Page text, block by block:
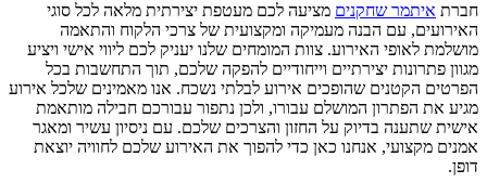
חברת איתמר שחקנים מציעה לכם מעטפת יצירתית מלאה לכל סוגי
האירועים, עם הבנה מעמיקה ומקצועית של צרכי הלקוח והתאמה
מושלמת לאופי האירוע. צוות המומחים שלנו יעניק לכם ליווי אישי ויציע
מגוון פתרונות יצירתיים וייחודיים להפקה שלכם, תוך התחשבות בכל
הפרטים הקטנים שהופכים אירוע לבלתי נשכח. אנו מאמינים שלכל אירוע
מגיע את הפתרון המושלם עבורו, ולכן נתפור עבורכם חבילה מותאמת
אישית שתענה בדיוק על החזון והצרכים שלכם. עם ניסיון עשיר ומאגר
אמנים מקצועי, אנחנו כאן כדי להפוך את האירוע שלכם לחוויה יוצאת
דופן.